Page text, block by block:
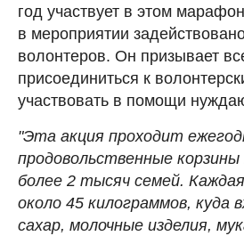
год участвует в этом
в мероприятии
волонтеров. Он призывает
присоединиться к
участвовать в помощи
"Эта акция проходит
продовольственные корзины
более 2 тысяч семей.
около 45 килограммов, куда
сахар, молочные изделия,